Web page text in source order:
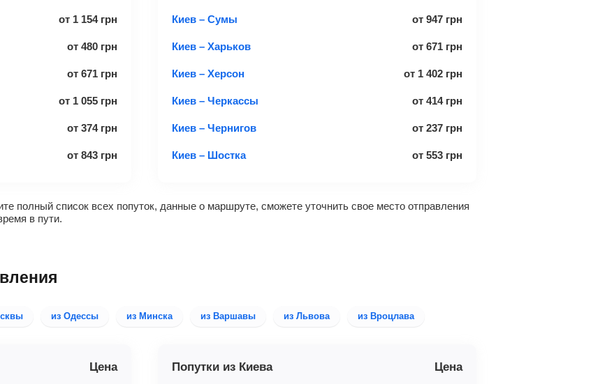
от 1 154 грн
от 480 грн
от 671 грн
от 1 055 грн
от 374 грн
от 843 грн
Киев – Сумы от 947 грн
Киев – Харьков от 671 грн
Киев – Херсон от 1 402 грн
Киев – Черкассы от 414 грн
Киев – Чернигов от 237 грн
Киев – Шостка от 553 грн
полный список всех попуток, данные о маршруте, сможете уточнить свое место отправления
в пути.
из Одессы из Минска из Варшавы из Львова из Вроцлава
Цена Попутки из Киева Цена